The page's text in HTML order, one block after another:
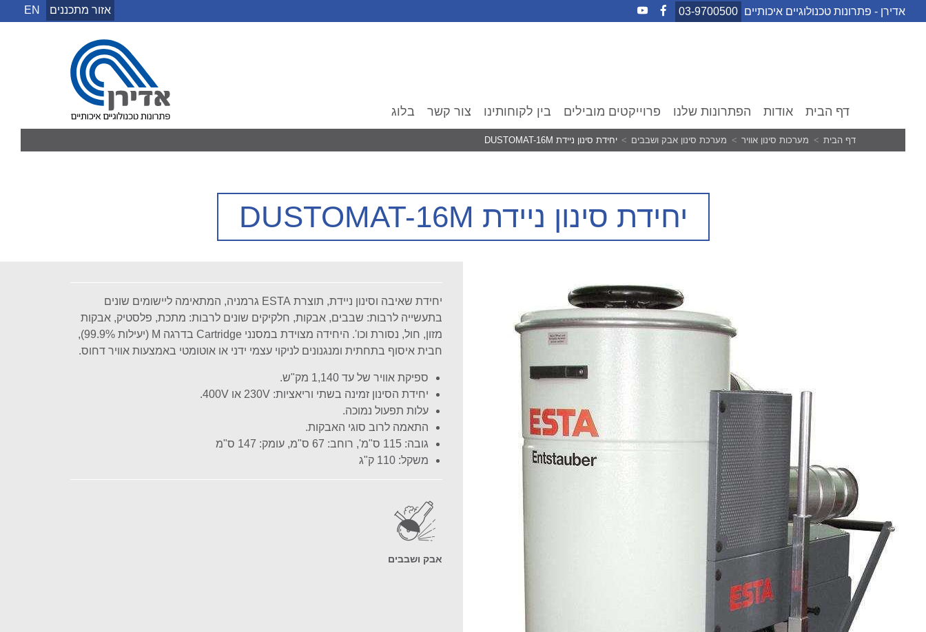
Skip
to
אדירן - פתרונות טכנולוגיים איכותיים 03-9700500 אזור מתכננים EN
דף הבית אודות הפתרונות שלנו פרוייקטים מובילים בין לקוחותינו צור קשר בלוג
דף הבית מערכות סינון אוויר מערכת סינון אבק ושבבים יחידת סינון ניידת DUSTOMAT-16M
יחידת סינון ניידת DUSTOMAT-16M
יחידת שאיבה וסינון ניידת, תוצרת ESTA גרמניה, המתאימה ליישומים שונים
בתעשייה לרבות: שבבים, אבקות, חלקיקים שונים לרבות: מתכת, פלסטיק, אבקות
מזון, חול, נסורת וכו'. היחידה מצוידת במסנני Cartridge בדרגה M (יעילות 99.9%),
חבית איסוף בתחתית ומנגנונים לניקוי עצמי ידני או אוטומטי באמצעות אוויר דחוס.
ספיקת אוויר של עד 1,140 מק"ש.
יחידת הסינון זמינה בשתי וריאציות: 230V או 400V.
עלות תפעול נמוכה.
התאמה לרוב סוגי האבקות.
גובה: 115 ס"מ', רוחב: 67 ס"מ, עומק: 147 ס"מ
משקל: 110 ק"ג
אבק ושבבים